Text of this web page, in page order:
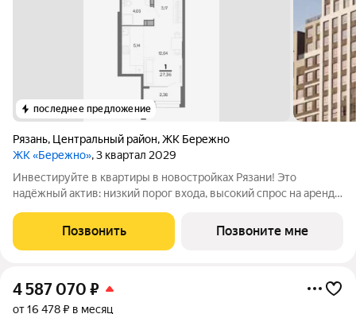
последнее предложение
Рязань, Центральный район,ЖК Бережно
ЖК «Бережно», 3 квартал 2029
Инвестируйте в квартиры в новостройках Рязани! Это
надёжный актив: низкий порог входа, высокий спрос на аренду
Жилой квартал «Бережно» это проект класса Бизнес,
созданный с уважением к городу и
Позвонить Позвоните мне
4 587 070 ₽
от 16 478 ₽ в месяц